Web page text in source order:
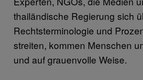
thailändische Regierung sich
Rechtsterminologie und
streiten, kommen Menschen
und auf grauenvolle Weise.